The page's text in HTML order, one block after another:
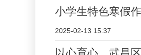
小学生特色寒假
2025-02-13 15:37